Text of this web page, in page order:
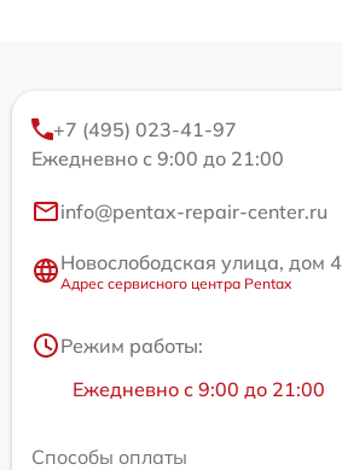
+7 (495) 023-41-97
Ежедневно с 9:00 до 21:00
info@pentax-repair-center.ru
Новослободская улица, дом 4
Адрес сервисного центра Pentax
Режим работы:
Ежедневно с 9:00 до 21:00
Способы оплаты